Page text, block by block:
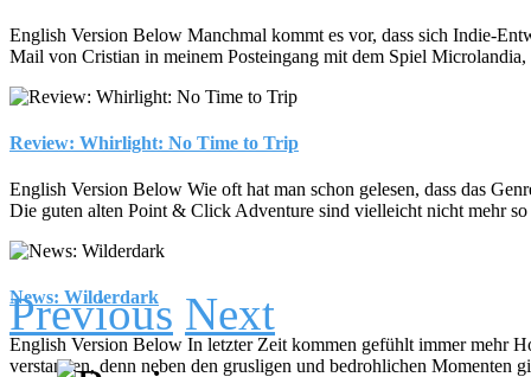
English Version Below Manchmal kommt es vor, dass sich Indie-
Mail von Cristian in meinem Posteingang mit dem Spiel
Review: Whirlight: No Time to Trip
English Version Below Wie oft hat man schon gelesen, dass das
Die guten alten Point & Click Adventure sind vielleicht nicht mehr so
News: Wilderdark
English Version Below In letzter Zeit kommen gefühlt immer mehr
verstanden, denn neben den grusligen und bedrohlichen Momenten
Previous Next